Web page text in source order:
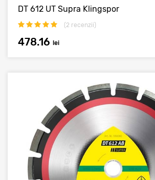
DT 612 UT Supra Klingspor
(2 recenzii)
478.16 lei